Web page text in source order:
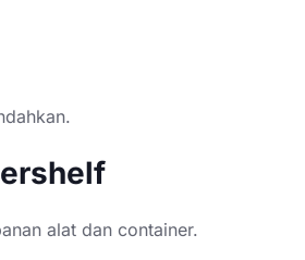
alat dan container.